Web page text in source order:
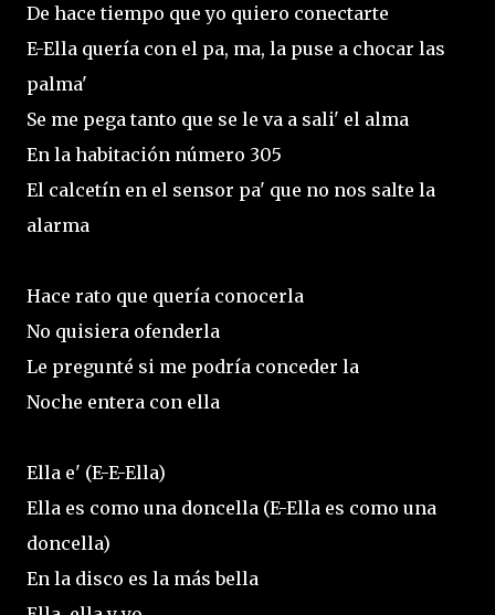
De hace tiempo que yo quiero conectarte
E-Ella quería con el pa, ma, la puse a chocar las
palma'
Se me pega tanto que se le va a sali' el alma
En la habitación número 305
El calcetín en el sensor pa' que no nos salte la
alarma
Hace rato que quería conocerla
No quisiera ofenderla
Le pregunté si me podría conceder la
Noche entera con ella
Ella e' (E-E-Ella)
Ella es como una doncella (E-Ella es como una
doncella)
En la disco es la más bella